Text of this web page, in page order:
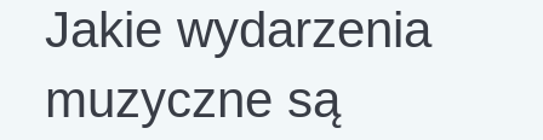
Jakie wydarzenia
muzyczne są